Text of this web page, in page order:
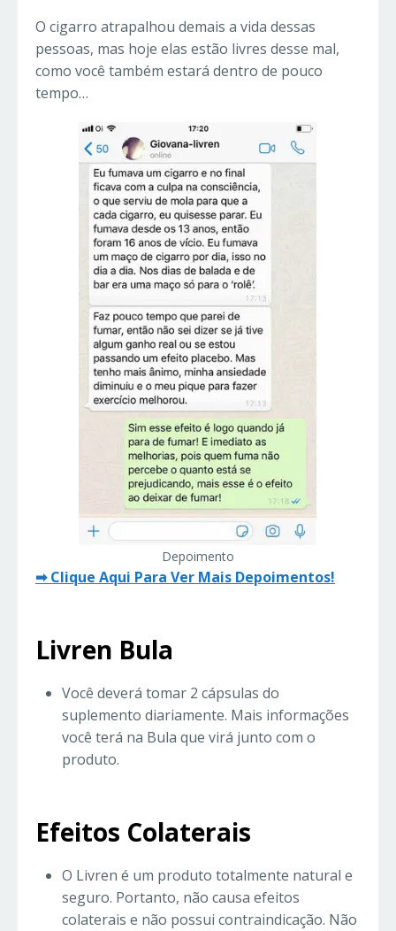
O cigarro atrapalhou demais a vida dessas
pessoas, mas hoje elas estão livres desse mal,
como você também estará dentro de pouco
tempo…
Depoimento
➡ Clique Aqui Para Ver Mais Depoimentos!
Livren Bula
Você deverá tomar 2 cápsulas do
suplemento diariamente. Mais informações
você terá na Bula que virá junto com o
produto.
Efeitos Colaterais
O Livren é um produto totalmente natural e
seguro. Portanto, não causa efeitos
colaterais e não possui contraindicação. Não